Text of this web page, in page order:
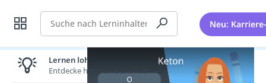
Suche Neu:
Lernen lohnt sich!
Entdecke hier deine Chancen.